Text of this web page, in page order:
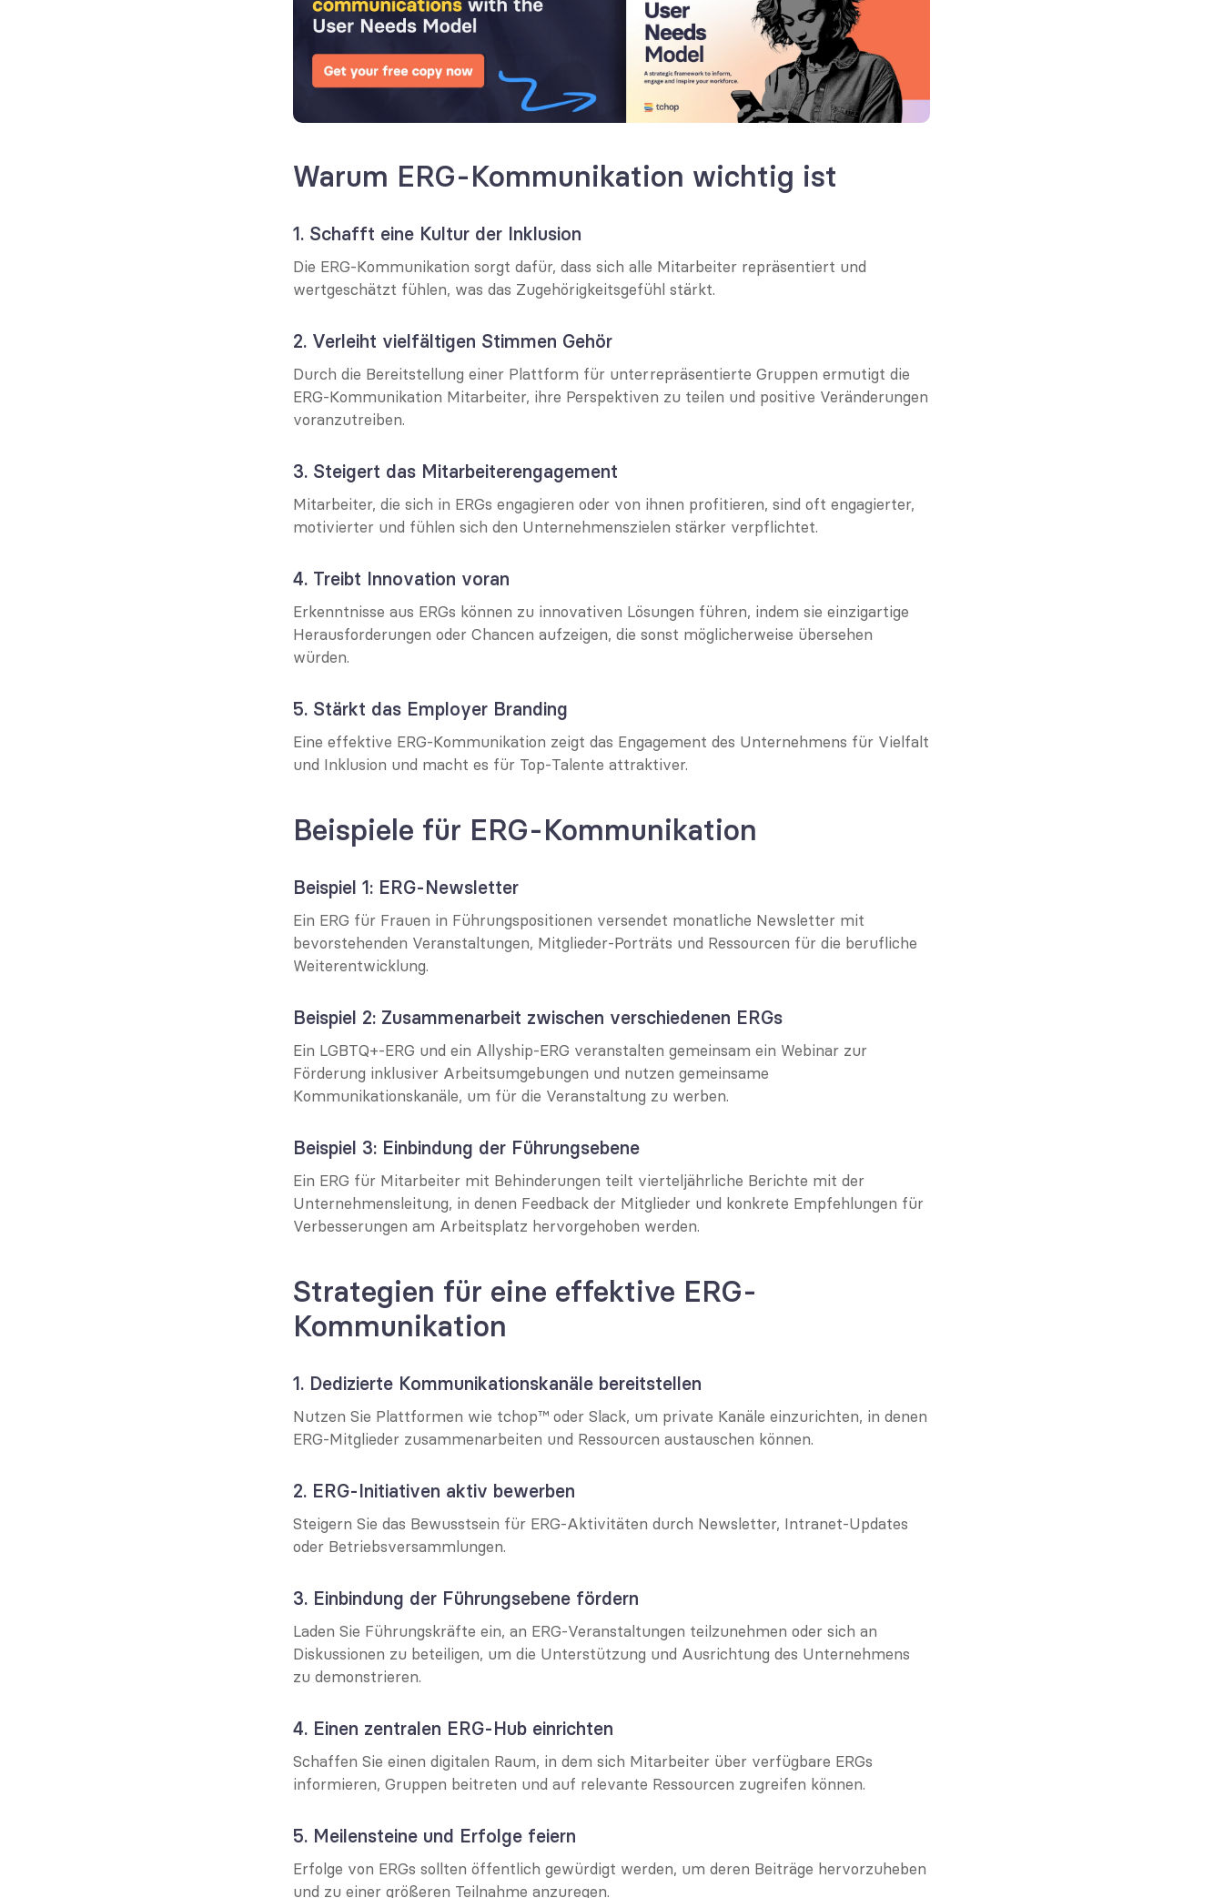
Warum ERG-Kommunikation wichtig ist
1. Schafft eine Kultur der Inklusion
Die ERG-Kommunikation sorgt dafür, dass sich alle Mitarbeiter repräsentiert und
wertgeschätzt fühlen, was das Zugehörigkeitsgefühl stärkt.
2. Verleiht vielfältigen Stimmen Gehör
Durch die Bereitstellung einer Plattform für unterrepräsentierte Gruppen ermutigt die
ERG-Kommunikation Mitarbeiter, ihre Perspektiven zu teilen und positive Veränderungen
voranzutreiben.
3. Steigert das Mitarbeiterengagement
Mitarbeiter, die sich in ERGs engagieren oder von ihnen profitieren, sind oft engagierter,
motivierter und fühlen sich den Unternehmenszielen stärker verpflichtet.
4. Treibt Innovation voran
Erkenntnisse aus ERGs können zu innovativen Lösungen führen, indem sie einzigartige
Herausforderungen oder Chancen aufzeigen, die sonst möglicherweise übersehen
würden.
5. Stärkt das Employer Branding
Eine effektive ERG-Kommunikation zeigt das Engagement des Unternehmens für Vielfalt
und Inklusion und macht es für Top-Talente attraktiver.
Beispiele für ERG-Kommunikation
Beispiel 1: ERG-Newsletter
Ein ERG für Frauen in Führungspositionen versendet monatliche Newsletter mit
bevorstehenden Veranstaltungen, Mitglieder-Porträts und Ressourcen für die berufliche
Weiterentwicklung.
Beispiel 2: Zusammenarbeit zwischen verschiedenen ERGs
Ein LGBTQ+-ERG und ein Allyship-ERG veranstalten gemeinsam ein Webinar zur
Förderung inklusiver Arbeitsumgebungen und nutzen gemeinsame
Kommunikationskanäle, um für die Veranstaltung zu werben.
Beispiel 3: Einbindung der Führungsebene
Ein ERG für Mitarbeiter mit Behinderungen teilt vierteljährliche Berichte mit der
Unternehmensleitung, in denen Feedback der Mitglieder und konkrete Empfehlungen für
Verbesserungen am Arbeitsplatz hervorgehoben werden.
Strategien für eine effektive ERG-
Kommunikation
1. Dedizierte Kommunikationskanäle bereitstellen
Nutzen Sie Plattformen wie tchop™ oder Slack, um private Kanäle einzurichten, in denen
ERG-Mitglieder zusammenarbeiten und Ressourcen austauschen können.
2. ERG-Initiativen aktiv bewerben
Steigern Sie das Bewusstsein für ERG-Aktivitäten durch Newsletter, Intranet-Updates
oder Betriebsversammlungen.
3. Einbindung der Führungsebene fördern
Laden Sie Führungskräfte ein, an ERG-Veranstaltungen teilzunehmen oder sich an
Diskussionen zu beteiligen, um die Unterstützung und Ausrichtung des Unternehmens
zu demonstrieren.
4. Einen zentralen ERG-Hub einrichten
Schaffen Sie einen digitalen Raum, in dem sich Mitarbeiter über verfügbare ERGs
informieren, Gruppen beitreten und auf relevante Ressourcen zugreifen können.
5. Meilensteine und Erfolge feiern
Erfolge von ERGs sollten öffentlich gewürdigt werden, um deren Beiträge hervorzuheben
und zu einer größeren Teilnahme anzuregen.